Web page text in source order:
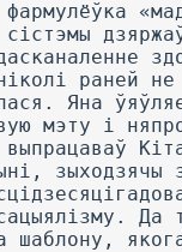
раней не
Яна
мэту і
зыходзячы
Да
шаблону,